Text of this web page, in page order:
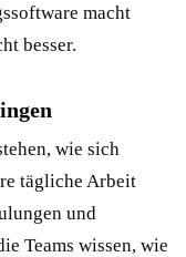
macht
besser.
wie sich
tägliche Arbeit
und
Teams wissen, wie